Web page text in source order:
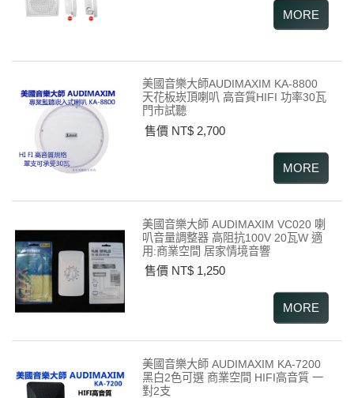
美國音樂大師AUDIMAXIM KA-8800
天花板崁頂喇叭 高音質HIFI 功率30瓦
門市試聽
售價 NT$ 2,700
美國音樂大師 AUDIMAXIM VC020 喇
叭音量調整器 高阻抗100V 20瓦W 適
用:商業空間 居家情境音響
售價 NT$ 1,250
美國音樂大師 AUDIMAXIM KA-7200
黑白2色可選 商業空間 HIFI高音質 一
對2支